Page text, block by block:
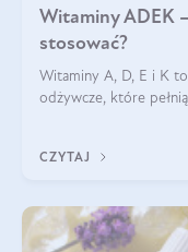
Witaminy ADEK
stosować?
Witaminy A, D, E i K to
odżywcze, które
CZYTAJ